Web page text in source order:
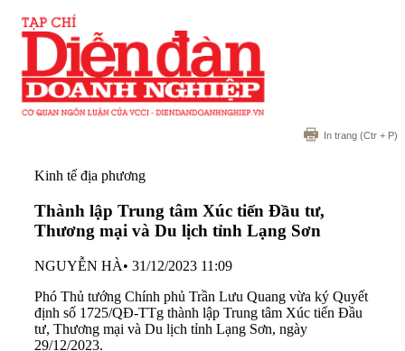
In trang (Ctr + P)
Kinh tế địa phương
Thành lập Trung tâm Xúc tiến Đầu tư,
Thương mại và Du lịch tỉnh Lạng Sơn
NGUYỄN HÀ• 31/12/2023 11:09
Phó Thủ tướng Chính phủ Trần Lưu Quang vừa ký Quyết
định số 1725/QĐ-TTg thành lập Trung tâm Xúc tiến Đầu
tư, Thương mại và Du lịch tỉnh Lạng Sơn, ngày
29/12/2023.